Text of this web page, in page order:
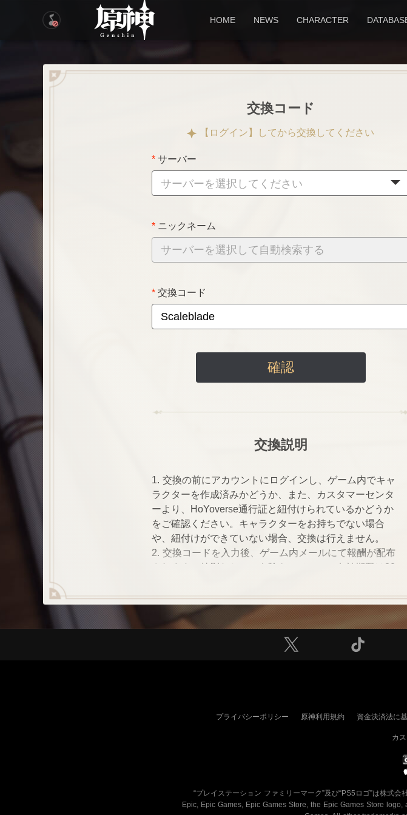
HOME NEWS CHARACTER
交換コード
【ログイン】してから交換してください
サーバー
サーバーを選択してください
ニックネーム
交換コード
確認
交換説明
1. 交換の前にアカウントにログインし、ゲーム内でキャ
ラクターを作成済みかどうか、また、カスタマーセンタ
ーより、HoYoverse通行証と紐付けられているかどうか
をご確認ください。キャラクターをお持ちでない場合
や、紐付けができていない場合、交換は行えません。
2. 交換コードを入力後、ゲーム内メールにて報酬が配布
されます。特別なケースを除き、メールの有効期限は30
3. 交換コードの使用条件と交換期限にご注意ください。
使用条件を満たしていない、または交換期限を過ぎてい
る場合、交換は行えません。
4. 同一の交換コードの使用回数は1回までです。また同
一キャラクターが同じタイプの交換コードを使用する回
上、交換をお願いします。
プライバシーポリシー 原神利用規約 資金決済法に
カ
“プレイステーション ファミリーマーク”及び“PS5ロゴ”は株式
Epic, Epic Games, Epic Games Store, the Epic Games Store